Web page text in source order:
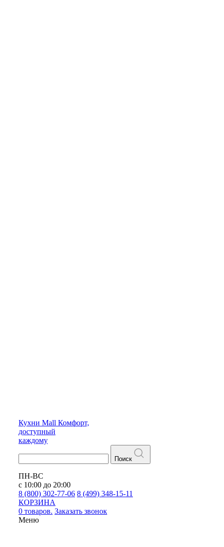
Кухни Mall Комфорт,
доступный
каждому
Поиск
ПН-ВС
с 10:00 до 20:00
8 (800) 302-77-06 8 (499) 348-15-11
КОРЗИНА
0 товаров. Заказать звонок
Меню